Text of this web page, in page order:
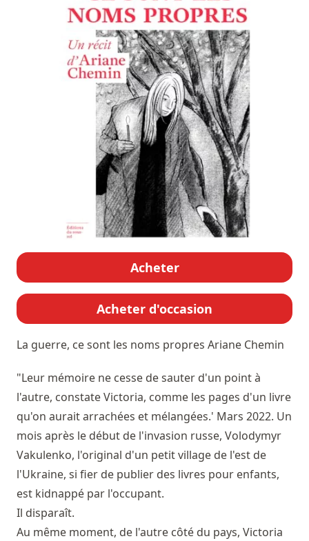
Acheter
Acheter d'occasion
La guerre, ce sont les noms propres Ariane Chemin
"Leur mémoire ne cesse de sauter d'un point à
l'autre, constate Victoria, comme les pages d'un livre
qu'on aurait arrachées et mélangées.' Mars 2022. Un
mois après le début de l'invasion russe, Volodymyr
Vakulenko, l'original d'un petit village de l'est de
l'Ukraine, si fier de publier des livres pour enfants,
est kidnappé par l'occupant.
Il disparaît.
Au même moment, de l'autre côté du pays, Victoria